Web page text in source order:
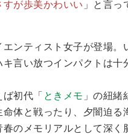
すが歩美かわいい 」と言っ
ンティスト女子が登場。
キ言い放つインパクトは十
初代「 ときメモ 」の紐緒
体と戦ったり、夕闇迫る
のメモリアルとして深く